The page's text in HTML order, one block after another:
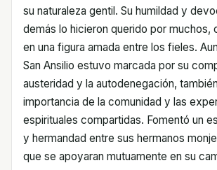
su naturaleza gentil. Su humildad y
demás lo hicieron querido por muchos,
en una figura amada entre los fieles.
San Ansilio estuvo marcada por su
austeridad y la autodenegación,
importancia de la comunidad y las
espirituales compartidas. Fomentó un
y hermandad entre sus hermanos
que se apoyaran mutuamente en su